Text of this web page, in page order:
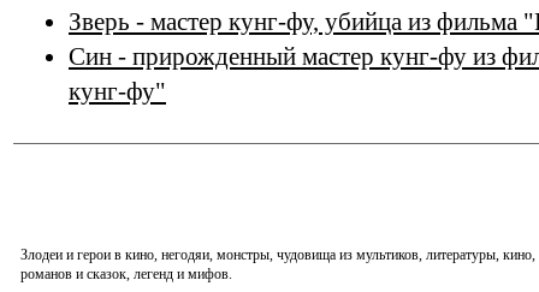
Зверь - мастер кунг-фу, убийца из фильма
Син - прирожденный мастер кунг-фу из
кунг-фу"
Злодеи и герои в кино, негодяи, монстры, чудовища из мультиков, литературы,
романов и сказок, легенд и мифов.